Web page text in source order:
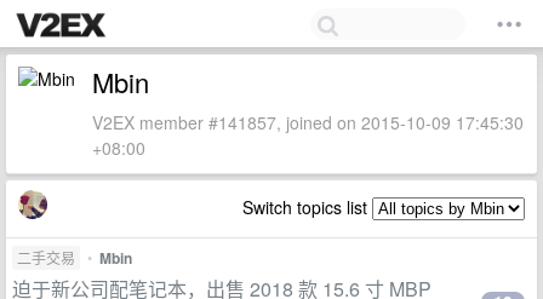
Mbin
V2EX member #141857, joined on 2015-10-09 17:45:30
+08:00
Switch topics list
二手交易 • Mbin
迫于新公司配笔记本，出售 2018 款 15.6 寸 MBP